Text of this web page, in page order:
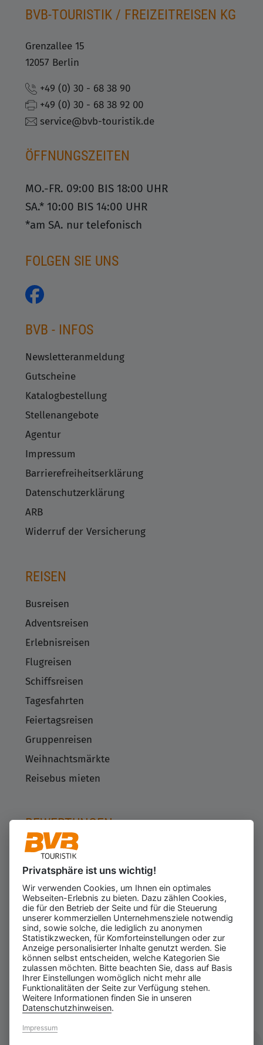
BVB-TOURISTIK / FREIZEITREISEN KG
Grenzallee 15
12057 Berlin
+49 (0) 30 - 68 38 90
+49 (0) 30 - 68 38 92 00
service@bvb-touristik.de
ÖFFNUNGSZEITEN
MO.-FR. 09:00 BIS 18:00 UHR
SA.* 10:00 BIS 14:00 UHR
*am SA. nur telefonisch
FOLGEN SIE UNS
BVB - INFOS
Newsletteranmeldung
Gutscheine
Katalogbestellung
Stellenangebote
Agentur
Impressum
Barrierefreiheitserklärung
Datenschutzerklärung
ARB
Widerruf der Versicherung
REISEN
Busreisen
Adventsreisen
Erlebnisreisen
Flugreisen
Schiffsreisen
Tagesfahrten
Feiertagsreisen
Gruppenreisen
Weihnachtsmärkte
Reisebus mieten
BEWERTUNGEN
623
für den Veranstalter
Gesamtbewertung
4.43von 5.00
Weiterempfehlung
97%
06.08.2026 ⓘ Echte Bewertungen
Privatsphäre ist uns wichtig!
Wir verwenden Cookies, um Ihnen ein optimales
Webseiten-Erlebnis zu bieten. Dazu zählen Cookies,
die für den Betrieb der Seite und für die Steuerung
unserer kommerziellen Unternehmensziele notwendig
sind, sowie solche, die lediglich zu anonymen
Statistikzwecken, für Komforteinstellungen oder zur
Anzeige personalisierter Inhalte genutzt werden. Sie
können selbst entscheiden, welche Kategorien Sie
zulassen möchten. Bitte beachten Sie, dass auf Basis
Ihrer Einstellungen womöglich nicht mehr alle
Funktionalitäten der Seite zur Verfügung stehen.
Weitere Informationen finden Sie in unseren
Datenschutzhinweisen.
Impressum